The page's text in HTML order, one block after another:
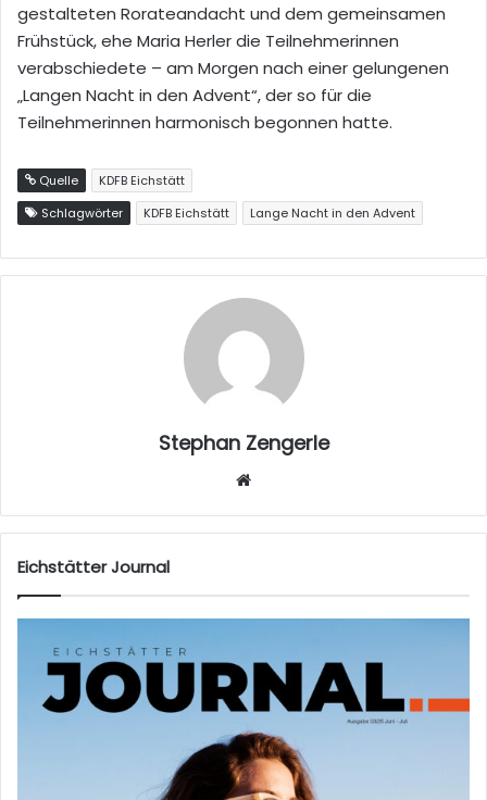
gestalteten Rorateandacht und dem gemeinsamen
Frühstück, ehe Maria Herler die Teilnehmerinnen
verabschiedete – am Morgen nach einer gelungenen
„Langen Nacht in den Advent“, der so für die
Teilnehmerinnen harmonisch begonnen hatte.
Quelle
KDFB Eichstätt
Schlagwörter
KDFB Eichstätt Lange Nacht in den Advent
Stephan Zengerle
sei
Eichstätter Journal